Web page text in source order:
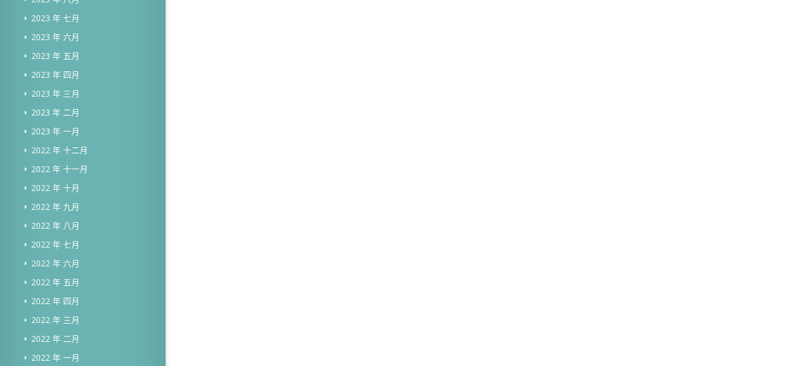
2023 年 七月
2023 年 六月
2023 年 五月
2023 年 四月
2023 年 三月
2023 年 二月
2023 年 一月
2022 年 十二月
2022 年 十一月
2022 年 十月
2022 年 九月
2022 年 八月
2022 年 七月
2022 年 六月
2022 年 五月
2022 年 四月
2022 年 三月
2022 年 二月
2022 年 一月